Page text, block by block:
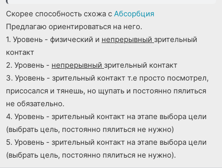
с
с
Скорее способность схожа с Абсорбция
Предлагаю ориентироваться на него.
1. Уровень - физический и непрерывный зрительный
контакт
2. Уровень - непрерывный зрительный контакт
3. Уровень - зрительный контакт т.е просто посмотрел,
присосался и тянешь, но щупать и постоянно пялиться
не обязательно.
4. Уровень - зрительный контакт на этапе выбора цели
(выбрать цель, постоянно пялиться не нужно)
5. Уровень - зрительный контакт на этапе выбора цели
(выбрать цель, постоянно пялиться не нужно).